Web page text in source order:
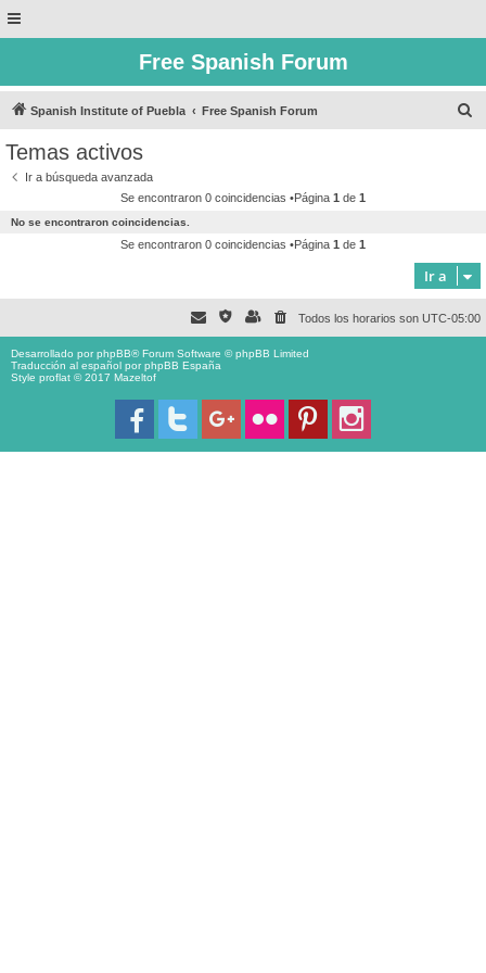
Free Spanish Forum
Spanish Institute of Puebla Free Spanish Forum
Temas activos
Ir a búsqueda avanzada
Se encontraron 0 coincidencias •Página 1 de 1
No se encontraron coincidencias.
Se encontraron 0 coincidencias •Página 1 de 1
Ir a
Todos los horarios son UTC-05:00
Desarrollado porphpBB® Forum Software © phpBB Limited
Traducción al español porphpBB España
Style proflat © 2017 Mazeltof